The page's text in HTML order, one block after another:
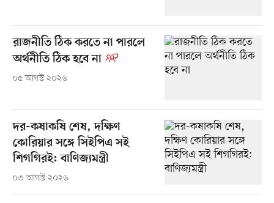
রাজনীতি ঠিক করতে না পারলে
অর্থনীতি ঠিক হবে না
০৫ আগস্ট ২০২৬
দর-কষাকষি শেষ, দক্ষিণ
কোরিয়ার সঙ্গে সিইপিএ সই
শিগগিরই: বাণিজ্যমন্ত্রী
০৩ আগস্ট ২০২৬